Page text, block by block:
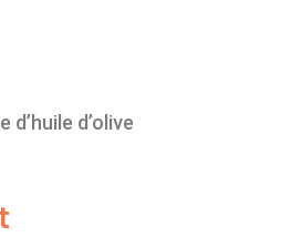
d’huile d’olive